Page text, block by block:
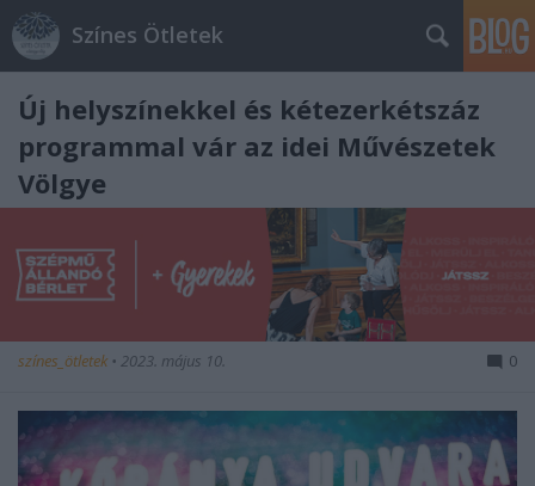
Színes Ötletek
Új helyszínekkel és kétezerkétszáz
programmal vár az idei Művészetek
Völgye
színes_ötletek • 2023. május 10. 0